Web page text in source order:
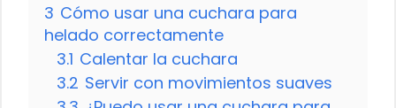
3 Cómo usar una cuchara para
helado correctamente
3.1 Calentar la cuchara
3.2 Servir con movimientos suaves